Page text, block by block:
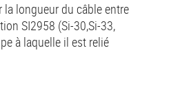
la longueur du câble entre
SI2958 (Si-30,Si-33,
à laquelle il est relié